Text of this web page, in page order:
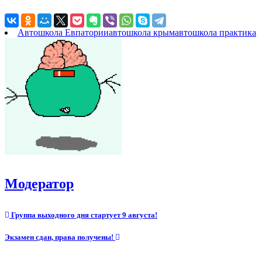
Автошкола Евпаторииавтошкола крымавтошкола практика
Модератор
Навигация
по
Группа выходного дня стартует 9 августа!
Экзамен сдан, права получены!